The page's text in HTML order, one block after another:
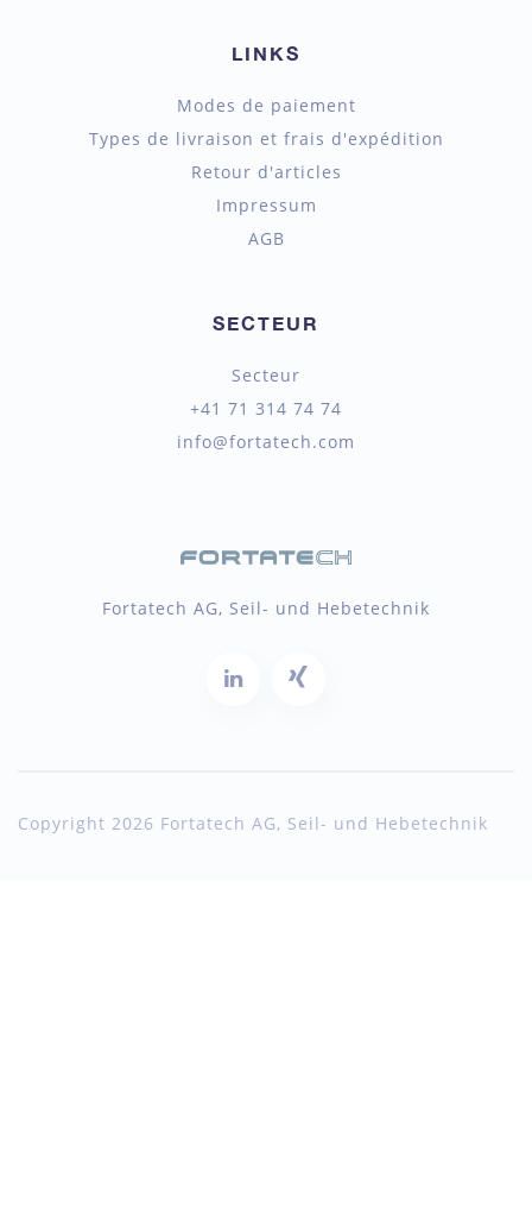
LINKS
Modes de paiement
Types de livraison et frais d'expédition
Retour d'articles
Impressum
AGB
SECTEUR
Secteur
+41 71 314 74 74
info@fortatech.com
Fortatech AG, Seil- und Hebetechnik
Copyright 2026 Fortatech AG, Seil- und Hebetechnik